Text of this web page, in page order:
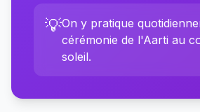
💡On y pratique
cérémonie de l'Aarti au
soleil.